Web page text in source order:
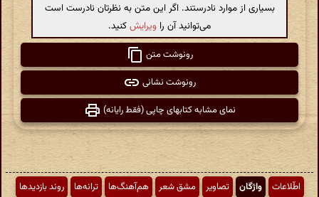
بسیاری از موارد نادرستند. اگر این متن به نظرتان نادرست است
می‌توانید آن را ویرایشکنید.
رونوشت متن
رونوشت نشانی
نمای مشابه کتابهای چاپی (فقط رایانه)
اطّلاعات واژگان تصاویر مشق شعر هم‌آهنگ‌ها ترانه‌ها روند بازدیدها